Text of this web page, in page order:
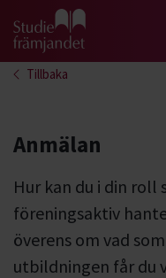
Gå till studiefrämjandets
Tillbaka
Anmälan
Hur kan du i din
föreningsaktiv
överens om vad
utbildningen får du